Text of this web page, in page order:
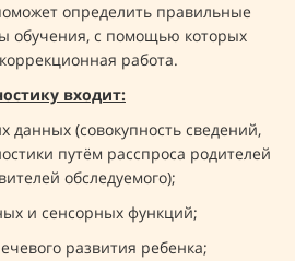
определить правильные
обучения, с помощью которых
работа.
входит:
данных (совокупность сведений,
путём расспроса родителей
обследуемого);
и сенсорных функций;
развития ребенка;